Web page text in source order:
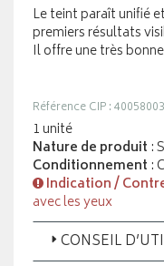
Le teint paraît unifié
premiers résultats
Il offre une très
Référence CIP :
1 unité
Nature de produit :
Conditionnement :
Indication /
avec les yeux
CONSEIL